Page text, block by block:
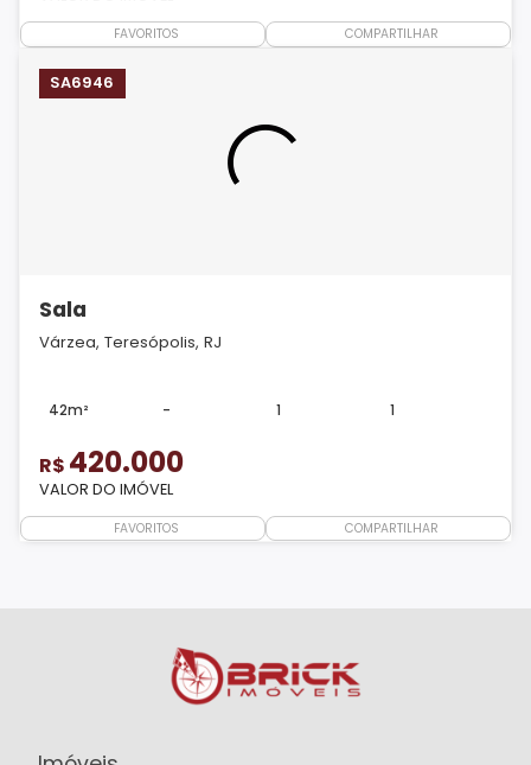
FAVORITOS COMPARTILHAR
SA6946
Sala
Várzea, Teresópolis, RJ
42m² - 1 1
R$ 420.000
VALOR DO IMÓVEL
FAVORITOS COMPARTILHAR